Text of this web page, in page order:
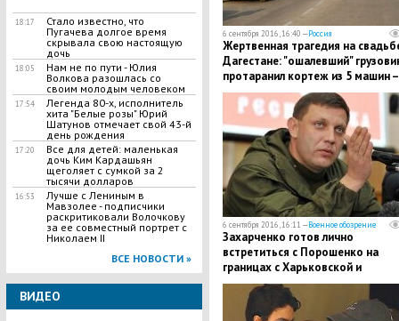
18:17
Стало известно, что
Пугачева долгое время
скрывала свою настоящую
дочь
18:05
Нам не по пути - Юлия
Волкова разошлась со
своим молодым человеком
17:54
Легенда 80-х, исполнитель
хита "Белые розы" Юрий
Шатунов отмечает свой 43-й
день рождения
17:20
Все для детей: маленькая
дочь Ким Кардашьян
щеголяет с сумкой за 2
тысячи долларов
16:53
Лучше с Лениным в
Мавзолее - подписчики
раскритиковали Волочкову
за ее совместный портрет с
Николаем II
ВСЕ НОВОСТИ »
ВИДЕО
6 сентября 2016, 16:40 —Россия
Жертвенная трагедия на
Дагестане: "ошалевший"
протаранил кортеж из 5 машин –
фото
6 сентября 2016, 16:11 —Военное обозрение
Захарченко готов лично
встретиться с Порошенко на
границах с Харьковской и
Днепропетровской областями –
Киеву только нужно выполнить
условия